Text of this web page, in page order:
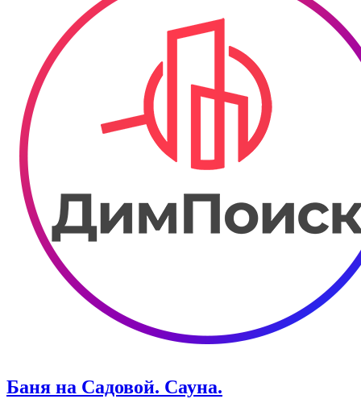
Баня на Садовой. Сауна.